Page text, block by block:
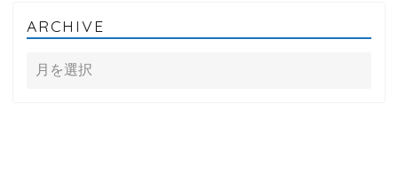
ARCHIVE